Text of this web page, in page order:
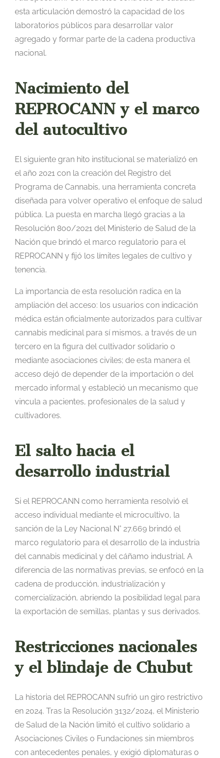
esta articulación demostró la capacidad de los
laboratorios públicos para desarrollar valor
agregado y formar parte de la cadena productiva
nacional.
Nacimiento del
REPROCANN y el marco
del autocultivo
El siguiente gran hito institucional se materializó en
el año 2021 con la creación del Registro del
Programa de Cannabis, una herramienta concreta
diseñada para volver operativo el enfoque de salud
pública. La puesta en marcha llegó gracias a la
Resolución 800/2021 del Ministerio de Salud de la
Nación que brindó el marco regulatorio para el
REPROCANN y fijó los límites legales de cultivo y
tenencia.
La importancia de esta resolución radica en la
ampliación del acceso: los usuarios con indicación
médica están oficialmente autorizados para cultivar
cannabis medicinal para sí mismos, a través de un
tercero en la figura del cultivador solidario o
mediante asociaciones civiles; de esta manera el
acceso dejó de depender de la importación o del
mercado informal y estableció un mecanismo que
vincula a pacientes, profesionales de la salud y
cultivadores.
El salto hacia el
desarrollo industrial
Si el REPROCANN como herramienta resolvió el
acceso individual mediante el microcultivo, la
sanción de la Ley Nacional N° 27.669 brindó el
marco regulatorio para el desarrollo de la industria
del cannabis medicinal y del cáñamo industrial. A
diferencia de las normativas previas, se enfocó en la
cadena de producción, industrialización y
comercialización, abriendo la posibilidad legal para
la exportación de semillas, plantas y sus derivados.
Restricciones nacionales
y el blindaje de Chubut
La historia del REPROCANN sufrió un giro restrictivo
en 2024. Tras la Resolución 3132/2024, el Ministerio
de Salud de la Nación limitó el cultivo solidario a
Asociaciones Civiles o Fundaciones sin miembros
con antecedentes penales, y exigió diplomaturas o